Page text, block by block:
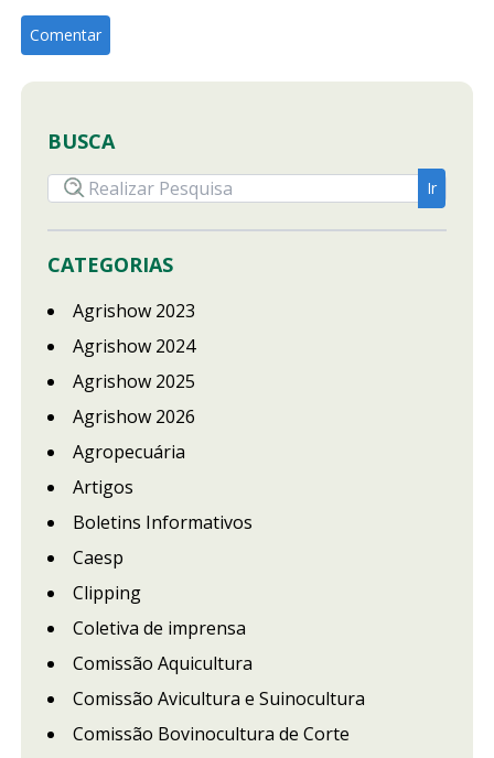
BUSCA
CATEGORIAS
Agrishow 2023
Agrishow 2024
Agrishow 2025
Agrishow 2026
Agropecuária
Artigos
Boletins Informativos
Caesp
Clipping
Coletiva de imprensa
Comissão Aquicultura
Comissão Avicultura e Suinocultura
Comissão Bovinocultura de Corte